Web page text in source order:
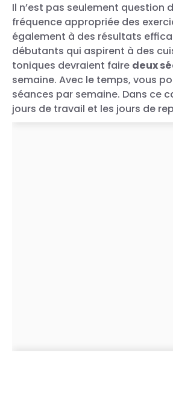
Une publication partagée par
Bien-être l
Il n’est pas seulement question
fréquence appropriée des
également à des résultats
débutants qui aspirent à des
toniques devraient faire deux
semaine. Avec le temps, vous
séances par semaine. Dans ce
jours de travail et les jours de